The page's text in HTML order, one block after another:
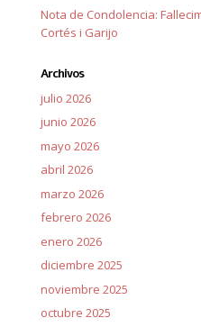
Nota de Condolencia:
Cortés i Garijo
Archivos
julio 2026
junio 2026
mayo 2026
abril 2026
marzo 2026
febrero 2026
enero 2026
diciembre 2025
noviembre 2025
octubre 2025